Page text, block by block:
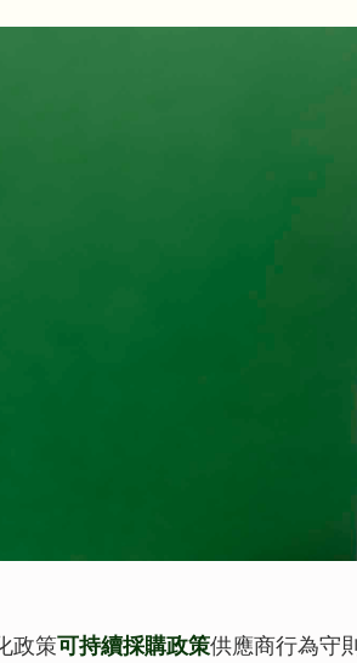
政策可持續採購政策供應商行為守則